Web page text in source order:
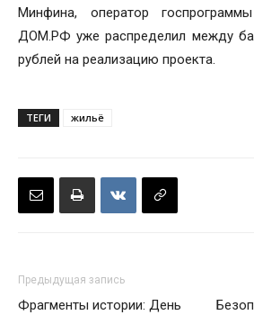
Минфина, оператор
ДОМ.РФ уже распределил между
рублей на реализацию проекта.
ТЕГИ жильё
Предыдущая запись
Фрагменты истории: День